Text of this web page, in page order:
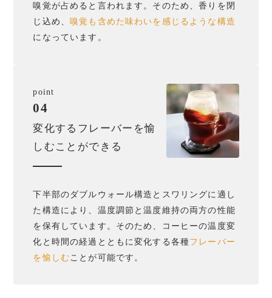
嗅覚が占めると言われます。そのため、香りを閉
じ込め、嗅覚も含めた味わいを感じるような構造
になっています。
point
04
変化するフレーバーを愉
しむことができる
下半部のダブルウォール構造とスワリングに適し
た構造により、温度調節と温度維持の両方の性能
を保有しています。そのため、コーヒーの温度変
化と時間の経過とともに変化する各種フレーバー
を愉しむことが可能です。